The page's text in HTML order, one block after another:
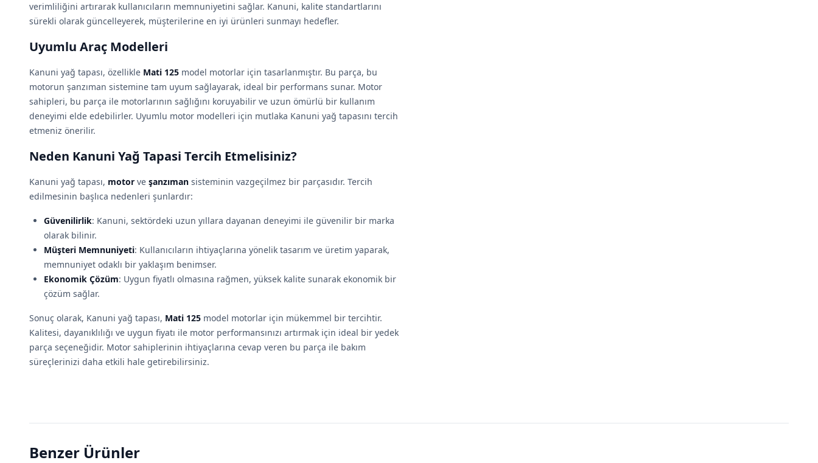
verimliliğini artırarak kullanıcıların memnuniyetini sağlar. Kanuni, kalite standartlarını
sürekli olarak güncelleyerek, müşterilerine en iyi ürünleri sunmayı hedefler.
Uyumlu Araç Modelleri
Kanuni yağ tapası, özellikle Mati 125 model motorlar için tasarlanmıştır. Bu parça, bu
motorun şanzıman sistemine tam uyum sağlayarak, ideal bir performans sunar. Motor
sahipleri, bu parça ile motorlarının sağlığını koruyabilir ve uzun ömürlü bir kullanım
deneyimi elde edebilirler. Uyumlu motor modelleri için mutlaka Kanuni yağ tapasını tercih
etmeniz önerilir.
Neden Kanuni Yağ Tapasi Tercih Etmelisiniz?
Kanuni yağ tapası, motor ve şanzıman sisteminin vazgeçilmez bir parçasıdır. Tercih
edilmesinin başlıca nedenleri şunlardır:
Güvenilirlik: Kanuni, sektördeki uzun yıllara dayanan deneyimi ile güvenilir bir marka
olarak bilinir.
Müşteri Memnuniyeti: Kullanıcıların ihtiyaçlarına yönelik tasarım ve üretim yaparak,
memnuniyet odaklı bir yaklaşım benimser.
Ekonomik Çözüm: Uygun fiyatlı olmasına rağmen, yüksek kalite sunarak ekonomik bir
çözüm sağlar.
Sonuç olarak, Kanuni yağ tapası, Mati 125 model motorlar için mükemmel bir tercihtir.
Kalitesi, dayanıklılığı ve uygun fiyatı ile motor performansınızı artırmak için ideal bir yedek
parça seçeneğidir. Motor sahiplerinin ihtiyaçlarına cevap veren bu parça ile bakım
süreçlerinizi daha etkili hale getirebilirsiniz.
Benzer Ürünler